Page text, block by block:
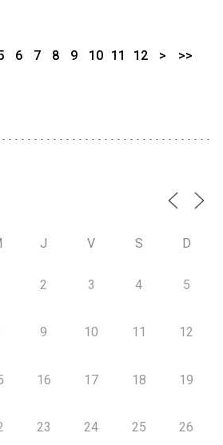
6 7 8 9 10 11 12 > >>
J V S D
2 3 4 5
9 10 11 12
16 17 18 19
23 24 25 26